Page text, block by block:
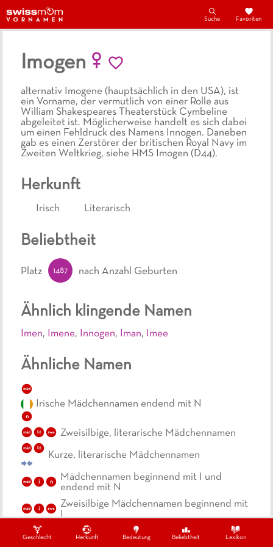
Geschlecht Herkunft Bedeutung Beliebtheit Lexikon
Suche Favoriten
Imogen
alternativ Imogene (hauptsächlich in den USA), ist
ein Vorname, der vermutlich von einer Rolle aus
William Shakespeares Theaterstück Cymbeline
abgeleitet ist. Möglicherweise handelt es sich dabei
um einen Fehldruck des Namens Innogen. Daneben
gab es einen Zerstörer der britischen Royal Navy im
Zweiten Weltkrieg, siehe HMS Imogen (D44).
Herkunft
Irisch Literarisch
Ähnlich klingende Namen
Imen, Imene, Innogen, Iman, Imee
Ähnliche Namen
mäd
n
Irische Mädchennamen endend mit N
mäd lit zwe Zweisilbige, literarische Mädchennamen
mäd lit
Kurze, literarische Mädchennamen
mäd i n
Mädchennamen beginnend mit I und
endend mit N
mäd i zwe
Zweisilbige Mädchennamen beginnend mit
I
Beliebtheit
Platz 1487 nach Anzahl Geburten